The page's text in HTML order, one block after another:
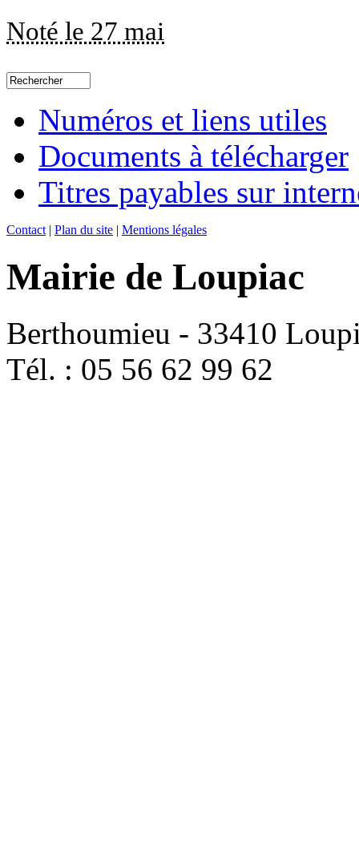
Noté le 27 mai
Numéros et liens utiles
Documents à télécharger
Titres payables sur
Contact | Plan du site | Mentions légales
Mairie de Loupiac
Berthoumieu - 33410
Tél. : 05 56 62 99 62